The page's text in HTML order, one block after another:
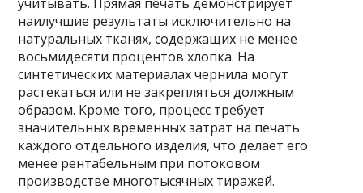
наилучшие результаты исключительно на
натуральных тканях, содержащих не менее
восьмидесяти процентов хлопка. На
синтетических материалах чернила могут
растекаться или не закрепляться должным
образом. Кроме того, процесс требует
значительных временных затрат на печать
каждого отдельного изделия, что делает его
менее рентабельным при потоковом
производстве многотысячных тиражей.